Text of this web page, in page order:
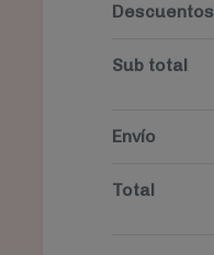
Descuentos
Sub total
Envío
Total